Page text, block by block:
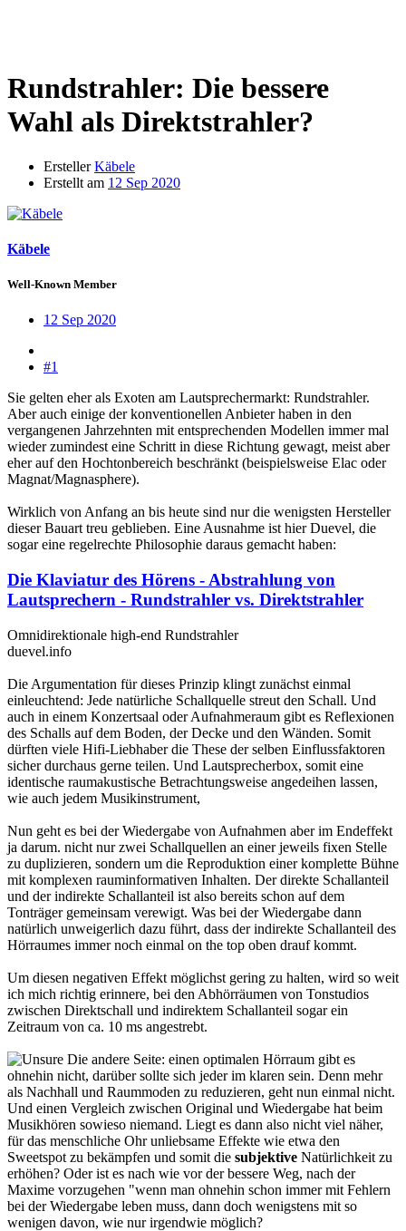
Rundstrahler: Die bessere
Wahl als Direktstrahler?
Ersteller Käbele
Erstellt am 12 Sep 2020
Käbele
Well-Known Member
12 Sep 2020
#1
Sie gelten eher als Exoten am Lautsprechermarkt: Rundstrahler.
Aber auch einige der konventionellen Anbieter haben in den
vergangenen Jahrzehnten mit entsprechenden Modellen immer mal
wieder zumindest eine Schritt in diese Richtung gewagt, meist aber
eher auf den Hochtonbereich beschränkt (beispielsweise Elac oder
Magnat/Magnasphere).
Wirklich von Anfang an bis heute sind nur die wenigsten Hersteller
dieser Bauart treu geblieben. Eine Ausnahme ist hier Duevel, die
sogar eine regelrechte Philosophie daraus gemacht haben:
Die Klaviatur des Hörens - Abstrahlung von
Lautsprechern - Rundstrahler vs. Direktstrahler
Omnidirektionale high-end Rundstrahler
duevel.info
Die Argumentation für dieses Prinzip klingt zunächst einmal
einleuchtend: Jede natürliche Schallquelle streut den Schall. Und
auch in einem Konzertsaal oder Aufnahmeraum gibt es Reflexionen
des Schalls auf dem Boden, der Decke und den Wänden. Somit
dürften viele Hifi-Liebhaber die These der selben Einflussfaktoren
sicher durchaus gerne teilen. Und Lautsprecherbox, somit eine
identische raumakustische Betrachtungsweise angedeihen lassen,
wie auch jedem Musikinstrument,
Nun geht es bei der Wiedergabe von Aufnahmen aber im Endeffekt
ja darum. nicht nur zwei Schallquellen an einer jeweils fixen Stelle
zu duplizieren, sondern um die Reproduktion einer komplette Bühne
mit komplexen rauminformativen Inhalten. Der direkte Schallanteil
und der indirekte Schallanteil ist also bereits schon auf dem
Tonträger gemeinsam verewigt. Was bei der Wiedergabe dann
natürlich unweigerlich dazu führt, dass der indirekte Schallanteil des
Hörraumes immer noch einmal on the top oben drauf kommt.
Um diesen negativen Effekt möglichst gering zu halten, wird so weit
ich mich richtig erinnere, bei den Abhörräumen von Tonstudios
zwischen Direktschall und indirektem Schallanteil sogar ein
Zeitraum von ca. 10 ms angestrebt.
Die andere Seite: einen optimalen Hörraum gibt es
ohnehin nicht, darüber sollte sich jeder im klaren sein. Denn mehr
als Nachhall und Raummoden zu reduzieren, geht nun einmal nicht.
Und einen Vergleich zwischen Original und Wiedergabe hat beim
Musikhören sowieso niemand. Liegt es dann also nicht viel näher,
für das menschliche Ohr unliebsame Effekte wie etwa den
Sweetspot zu bekämpfen und somit die subjektive Natürlichkeit zu
erhöhen? Oder ist es nach wie vor der bessere Weg, nach der
Maxime vorzugehen "wenn man ohnehin schon immer mit Fehlern
bei der Wiedergabe leben muss, dann doch wenigstens mit so
wenigen davon, wie nur irgendwie möglich?